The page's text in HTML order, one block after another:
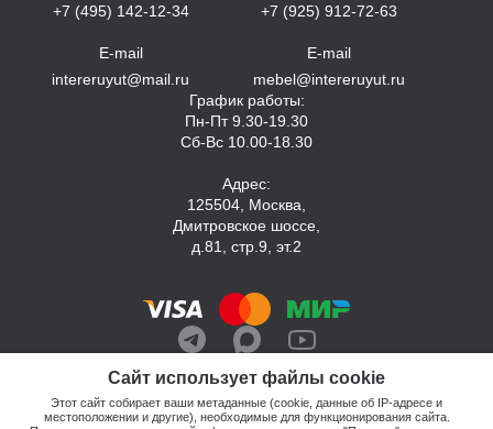
Сайт использует файлы cookie
Этот сайт собирает ваши метаданные (cookie, данные об IP-адресе и
местоположении и другие), необходимые для функционирования сайта.
+7 (495) 142-12-34
E-mail
intereruyut@mail.ru
+7 (925) 912-72-63
E-mail
mebel@intereruyut.ru
График работы:
Пн-Пт 9.30-19.30
Сб-Вс 10.00-18.30
Адрес:
125504, Москва,
Дмитровское шоссе,
д.81, стр.9, эт.2